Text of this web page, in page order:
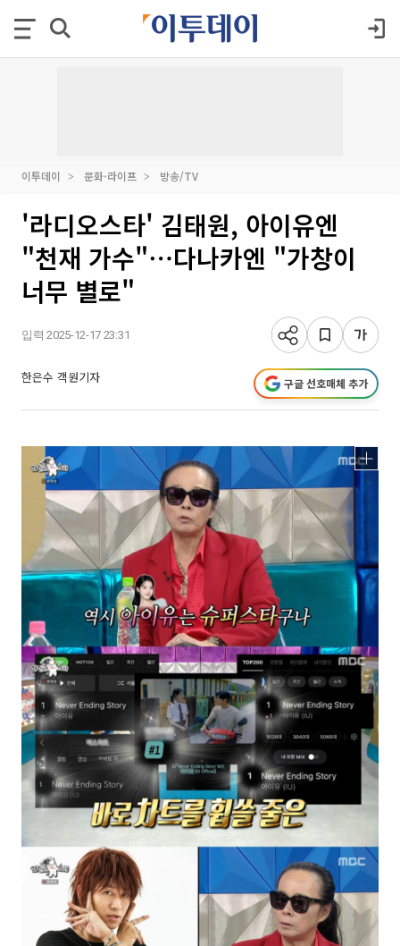
이투데이 문화·라이프 방송/TV
'라디오스타' 김태원, 아이유엔
"천재 가수"⋯다나카엔 "가창이
너무 별로"
입력 2025-12-17 23:31
한은수 객원기자 구글 선호매체 추가